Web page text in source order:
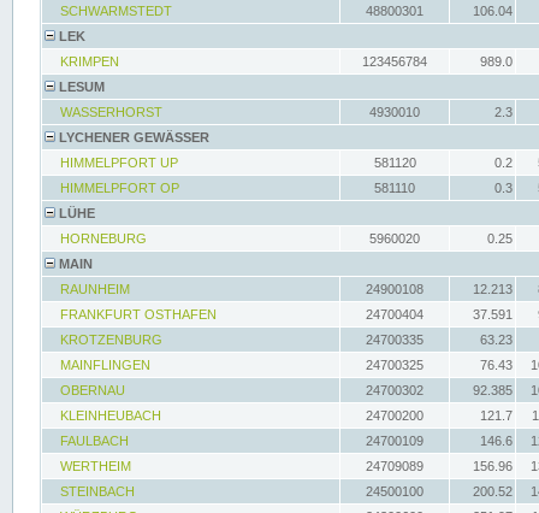
SCHWARMSTEDT
48800301
106.04
LEK
KRIMPEN
123456784
989.0
LESUM
WASSERHORST
4930010
2.3
LYCHENER GEWÄSSER
HIMMELPFORT UP
581120 0.2
HIMMELPFORT OP
581110 0.3
LÜHE
HORNEBURG
5960020
0.25
MAIN
RAUNHEIM
24900108 12.213
FRANKFURT OSTHAFEN
24700404 37.591
KROTZENBURG
24700335
63.23
MAINFLINGEN
24700325 76.43
OBERNAU
24700302 92.385
KLEINHEUBACH
24700200 121.7
FAULBACH
24700109 146.6
WERTHEIM
24709089 156.96
STEINBACH
24500100 200.52